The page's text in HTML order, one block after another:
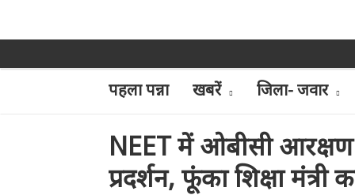
पहला पन्ना खबरें जिला- जवार
NEET में ओबीसी
प्रदर्शन, फूंका शिक्षा मंत्री